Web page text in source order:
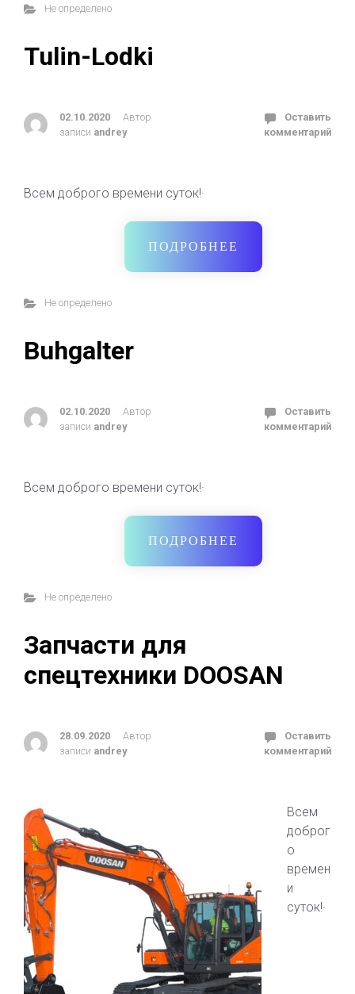
Не определено
Tulin-Lodki
02.10.2020
Автор
записи andrey
Оставить
комментарий
Всем доброго времени суток!·
ПОДРОБНЕЕ
Не определено
Buhgalter
02.10.2020
Автор
записи andrey
Оставить
комментарий
Всем доброго времени суток!·
ПОДРОБНЕЕ
Не определено
Запчасти для
спецтехники DOOSAN
28.09.2020
Автор
записи andrey
Оставить
комментарий
Всем
доброг
о
времен
и
суток!·